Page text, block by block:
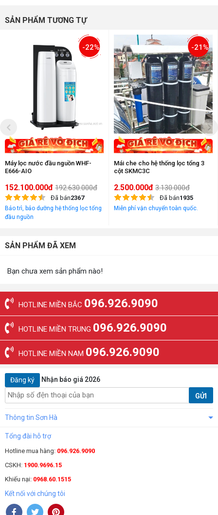
SẢN PHẨM TƯƠNG TỰ
-22%
Máy lọc nước đầu nguồn WHF-
E666-AIO
152.100.000đ 192.630.000đ
Đã bán2367
Bảo trì, bảo dưỡng hệ thống lọc tổng
đầu nguồn
-21%
Mái che cho hệ thống lọc tổng 3
cột SKMC3C
2.500.000đ 3.130.000đ
Đã bán1935
Miễn phí vận chuyển toàn quốc.
SẢN PHẨM ĐÃ XEM
Bạn chưa xem sản phẩm nào!
HOTLINE MIỀN BẮC 096.926.9090
HOTLINE MIỀN TRUNG 096.926.9090
HOTLINE MIỀN NAM 096.926.9090
Đăng ký Nhận báo giá 2026
GỬI
Thông tin Sơn Hà
Tổng đài hỗ trợ
Hotline mua hàng: 096.926.9090
CSKH: 1900.9696.15
Khiếu nại: 0968.60.1515
Kết nối với chúng tôi